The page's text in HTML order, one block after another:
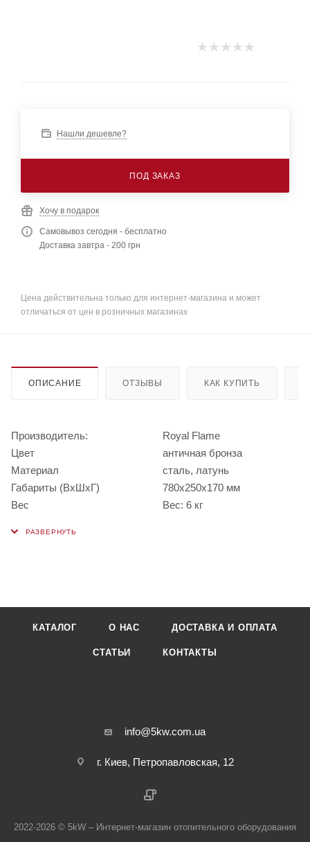
Нашли дешевле?
ПОД ЗАКАЗ
Хочу в подарок
Самовывоз сегодня - бесплатно
Доставка завтра - 200 грн
Цена действительна только для интернет-магазина и может
отличаться от цен в розничных магазинах
ОПИСАНИЕ ОТЗЫВЫ КАК КУПИТЬ
Производитель:
Royal Flame
Цвет
античная бронза
Материал
сталь, латунь
Габариты (ВхШхГ)
780х250х170 мм
Вес
Вес: 6 кг
КАТАЛОГ О НАС ДОСТАВКА И ОПЛАТА
СТАТЬИ КОНТАКТЫ
info@5kw.com.ua
г. Киев, Петропавловская, 12
2022-2026 © 5kW – Интернет-магазин отопительного оборудования